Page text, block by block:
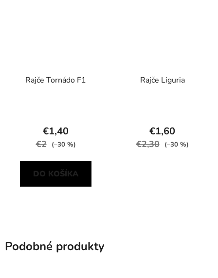
Rajče Tornádo F1
€1,40
€2 (–30 %)
DO KOŠÍKA
Rajče Liguria
€1,60
€2,30 (–30 %)
Podobné produkty